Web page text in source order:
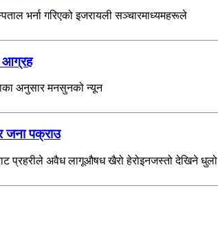
भर्ना गरिएको इजरायली सञ्चारमाध्यमहरूले
आग्रह
अनुसार मनसुनको न्यून
जना पक्राउ
प्रहरीले अवैध लागूऔषध खैरो हेरोइनजस्तो देखिने धुलो